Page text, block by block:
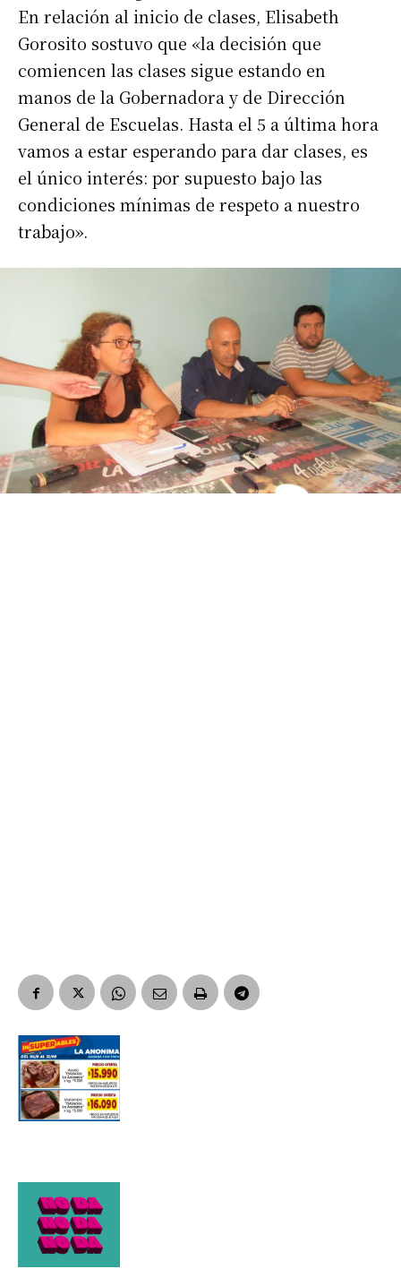
Nombre
Apellidos
Número de teléfono
En relación al inicio de clases, Elisabeth
Gorosito sostuvo que «la decisión que
comiencen las clases sigue estando en
manos de la Gobernadora y de Dirección
General de Escuelas. Hasta el 5 a última hora
vamos a estar esperando para dar clases, es
el único interés: por supuesto bajo las
condiciones mínimas de respeto a nuestro
trabajo».